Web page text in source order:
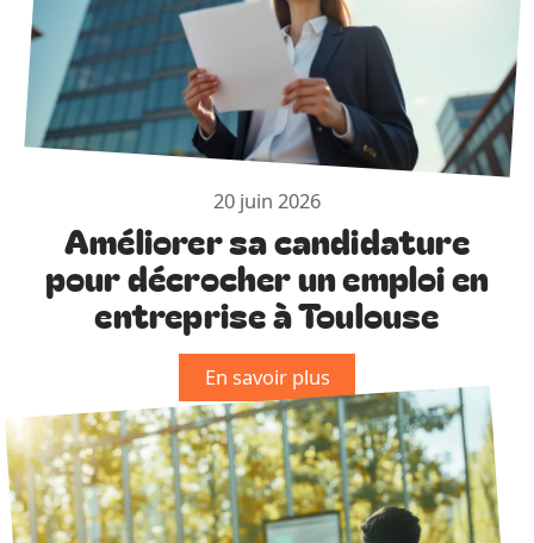
20 juin 2026
Améliorer sa candidature
pour décrocher un emploi en
entreprise à Toulouse
En savoir plus